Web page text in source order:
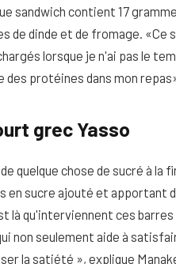
sandwich contient 17
de dinde et de fromage. «Ce
lorsque je n'ai pas le
des protéines dans mon
grec Yasso
quelque chose de sucré à la
en sucre ajouté et apportant
là qu'interviennent ces
non seulement aide à
la satiété », explique